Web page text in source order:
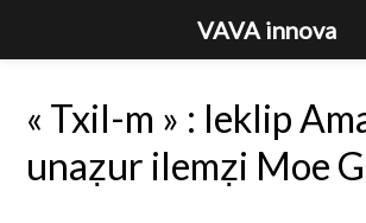
« Txil-m » : leklip
unaẓur ilemẓi Moe
VAVA innova